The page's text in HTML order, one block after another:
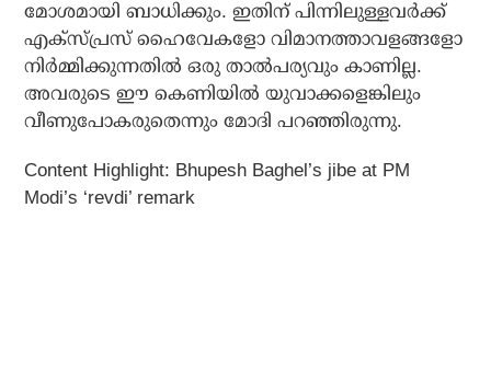
മോശമായി ബാധിക്കും. ഇതിന് പിന്നിലുള്ളവര്‍ക്ക്
എക്‌സ്പ്രസ് ഹൈവേകളോ വിമാനത്താവളങ്ങളോ
നിര്‍മ്മിക്കുന്നതില്‍ ഒരു താല്‍പര്യവും കാണില്ല.
അവരുടെ ഈ കെണിയില്‍ യുവാക്കളെങ്കിലും
വീണുപോകരുതെന്നും മോദി പറഞ്ഞിരുന്നു.
Content Highlight: Bhupesh Baghel’s jibe at PM
Modi’s ‘revdi’ remark